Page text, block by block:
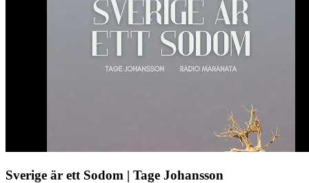
Sverige är ett Sodom | Tage Johansson